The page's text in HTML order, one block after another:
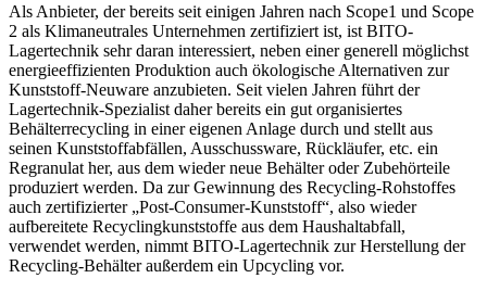
Als Anbieter, der bereits seit einigen Jahren nach Scope1 und Scope
2 als Klimaneutrales Unternehmen zertifiziert ist, ist BITO-
Lagertechnik sehr daran interessiert, neben einer generell möglichst
energieeffizienten Produktion auch ökologische Alternativen zur
Kunststoff-Neuware anzubieten. Seit vielen Jahren führt der
Lagertechnik-Spezialist daher bereits ein gut organisiertes
Behälterrecycling in einer eigenen Anlage durch und stellt aus
seinen Kunststoffabfällen, Ausschussware, Rückläufer, etc. ein
Regranulat her, aus dem wieder neue Behälter oder Zubehörteile
produziert werden. Da zur Gewinnung des Recycling-Rohstoffes
auch zertifizierter „Post-Consumer-Kunststoff“, also wieder
aufbereitete Recyclingkunststoffe aus dem Haushaltabfall,
verwendet werden, nimmt BITO-Lagertechnik zur Herstellung der
Recycling-Behälter außerdem ein Upcycling vor.